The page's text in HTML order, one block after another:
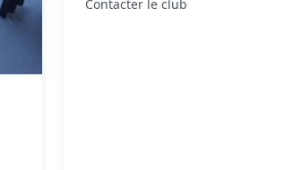
Contacter le club